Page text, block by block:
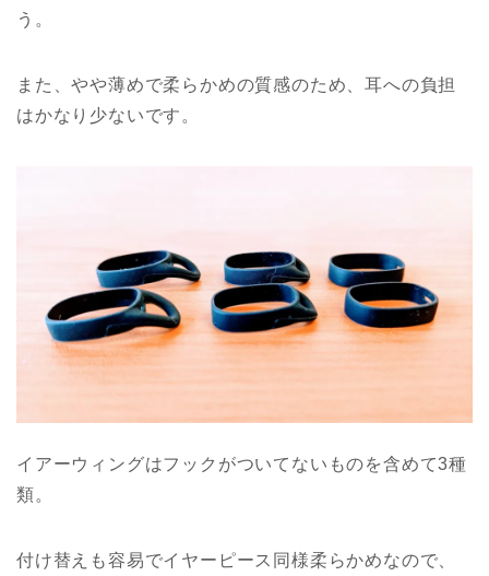
う。
また、やや薄めで柔らかめの質感のため、耳への負担
はかなり少ないです。
イアーウィングはフックがついてないものを含めて3種
類。
付け替えも容易でイヤーピース同様柔らかめなので、